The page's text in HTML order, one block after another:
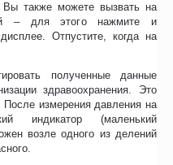
Вы также можете вызвать на
– для этого нажмите и
Отпустите, когда на
полученные данные
здравоохранения. Это
измерения давления на
индикатор (маленький
возле одного из делений